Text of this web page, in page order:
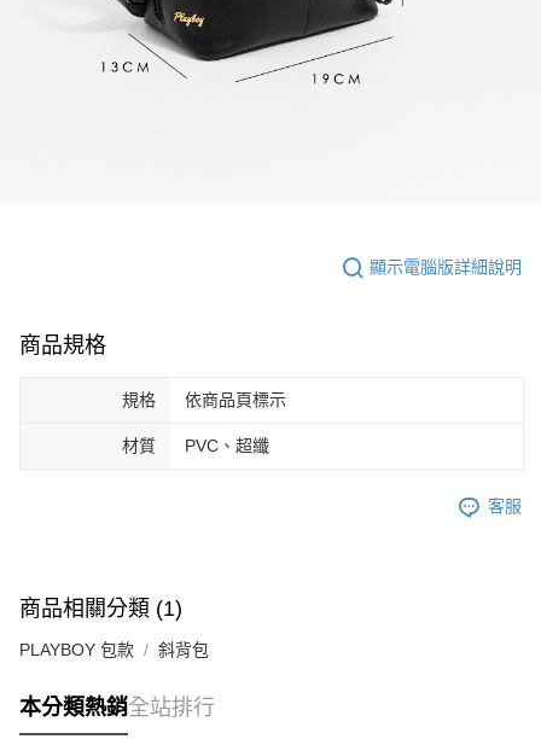
顯示電腦版詳細說明
商品規格
規格 依商品頁標示
材質 PVC、超纖
客服
商品相關分類 (1)
PLAYBOY 包款 斜背包
本分類熱銷全站排行